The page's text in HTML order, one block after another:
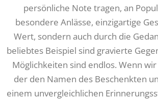
persönliche Note tragen, an
besondere Anlässe, einzigartige
Wert, sondern auch durch die
beliebtes Beispiel sind gravierte
Möglichkeiten sind endlos. Wenn
der den Namen des Beschenkten
einem unvergleichlichen